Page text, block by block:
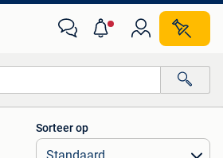
Alle afstanden…
Sorteer op